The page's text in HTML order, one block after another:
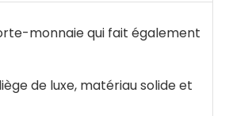
monnaie qui fait également
de luxe, matériau solide et